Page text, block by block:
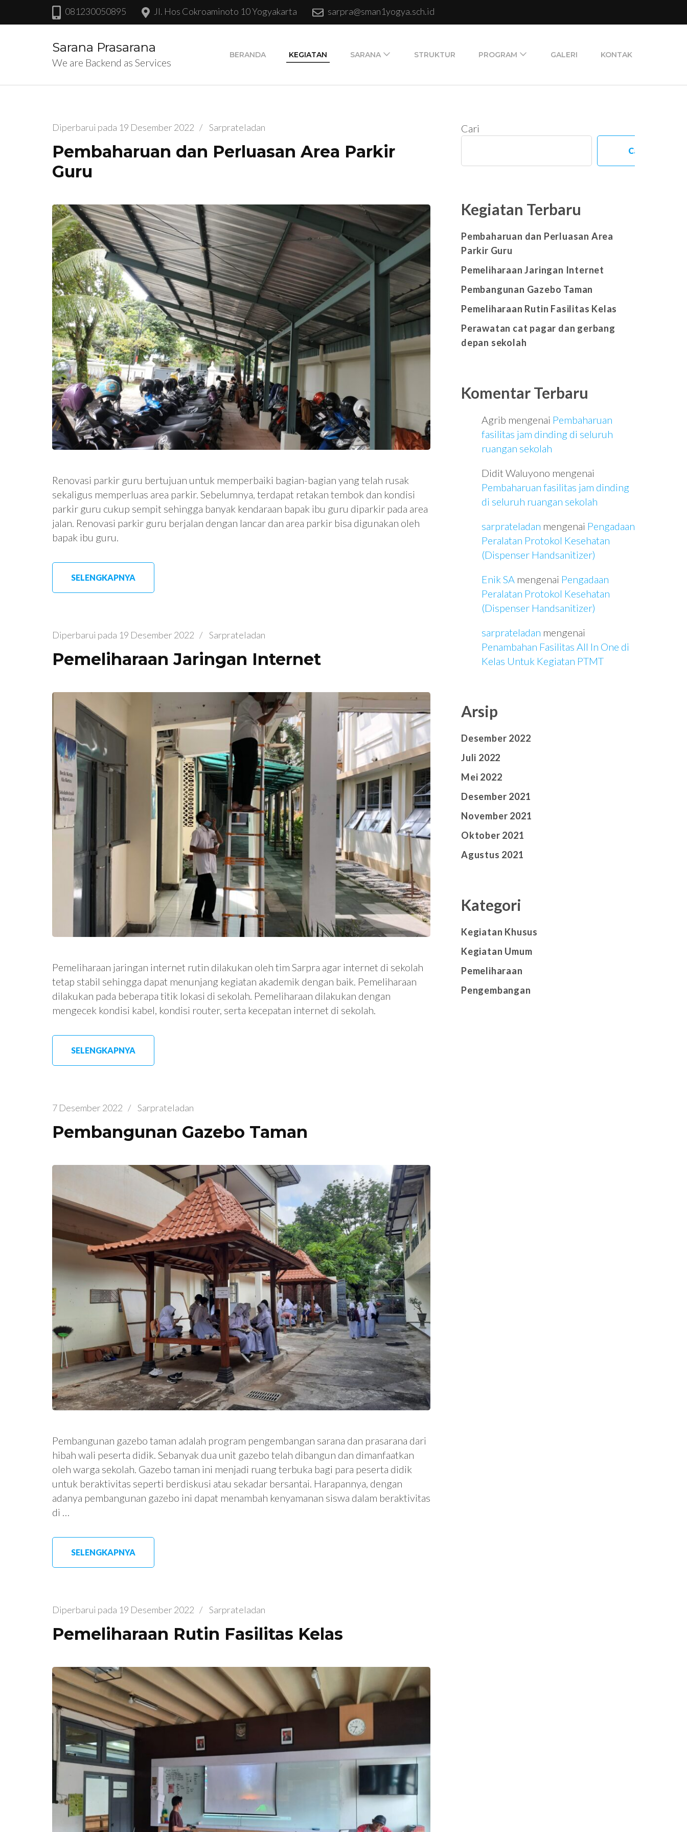
081230050895 Jl. Hos Cokroaminoto 10 Yogyakarta sarpra@sman1yogya.sch.id
Sarana Prasarana
We are Backend as Services
BERANDA KEGIATAN SARANA STRUKTUR PROGRAM GALERI KONTAK
Diperbarui pada 19 Desember 2022 / Sarprateladan
Pembaharuan dan Perluasan Area Parkir
Guru
Renovasi parkir guru bertujuan untuk memperbaiki bagian-bagian yang telah rusak
sekaligus memperluas area parkir. Sebelumnya, terdapat retakan tembok dan kondisi
parkir guru cukup sempit sehingga banyak kendaraan bapak ibu guru diparkir pada area
jalan. Renovasi parkir guru berjalan dengan lancar dan area parkir bisa digunakan oleh
bapak ibu guru.
SELENGKAPNYA
Diperbarui pada 19 Desember 2022 / Sarprateladan
Pemeliharaan Jaringan Internet
Pemeliharaan jaringan internet rutin dilakukan oleh tim Sarpra agar internet di sekolah
tetap stabil sehingga dapat menunjang kegiatan akademik dengan baik. Pemeliharaan
dilakukan pada beberapa titik lokasi di sekolah. Pemeliharaan dilakukan dengan
mengecek kondisi kabel, kondisi router, serta kecepatan internet di sekolah.
SELENGKAPNYA
7 Desember 2022 / Sarprateladan
Pembangunan Gazebo Taman
Pembangunan gazebo taman adalah program pengembangan sarana dan prasarana dari
hibah wali peserta didik. Sebanyak dua unit gazebo telah dibangun dan dimanfaatkan
oleh warga sekolah. Gazebo taman ini menjadi ruang terbuka bagi para peserta didik
untuk beraktivitas seperti berdiskusi atau sekadar bersantai. Harapannya, dengan
adanya pembangunan gazebo ini dapat menambah kenyamanan siswa dalam beraktivitas
di …
SELENGKAPNYA
Diperbarui pada 19 Desember 2022 / Sarprateladan
Pemeliharaan Rutin Fasilitas Kelas
Cari
Cari
Kegiatan Terbaru
Pembaharuan dan Perluasan Area
Parkir Guru
Pemeliharaan Jaringan Internet
Pembangunan Gazebo Taman
Pemeliharaan Rutin Fasilitas Kelas
Perawatan cat pagar dan gerbang
depan sekolah
Komentar Terbaru
Agrib mengenai Pembaharuan
fasilitas jam dinding di seluruh
ruangan sekolah
Didit Waluyono mengenai
Pembaharuan fasilitas jam dinding
di seluruh ruangan sekolah
sarprateladan mengenai Pengadaan
Peralatan Protokol Kesehatan
(Dispenser Handsanitizer)
Enik SA mengenai Pengadaan
Peralatan Protokol Kesehatan
(Dispenser Handsanitizer)
sarprateladan mengenai
Penambahan Fasilitas All In One di
Kelas Untuk Kegiatan PTMT
Arsip
Desember 2022
Juli 2022
Mei 2022
Desember 2021
November 2021
Oktober 2021
Agustus 2021
Kategori
Kegiatan Khusus
Kegiatan Umum
Pemeliharaan
Pengembangan